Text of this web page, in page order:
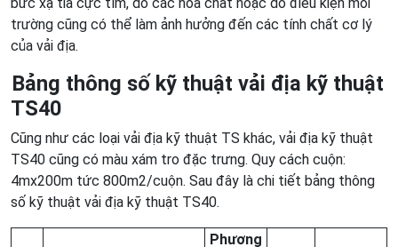
trường cũng có thể làm ảnh hưởng đến các tính chất cơ lý
của vải địa.
Bảng thông số kỹ thuật vải địa kỹ thuật
TS40
Cũng như các loại vải địa kỹ thuật TS khác, vải địa kỹ thuật
TS40 cũng có màu xám tro đặc trưng. Quy cách cuộn:
4mx200m tức 800m2/cuộn. Sau đây là chi tiết bảng thông
số kỹ thuật vải địa kỹ thuật TS40.
Phương